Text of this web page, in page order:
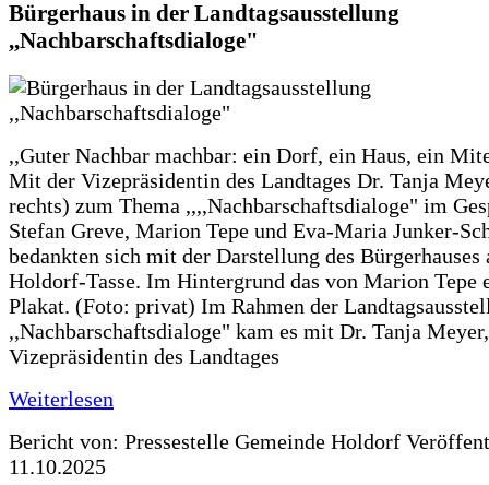
Bürgerhaus in der Landtagsausstellung
,,Nachbarschaftsdialoge"
,,Guter Nachbar machbar: ein Dorf, ein Haus, ein
Mit der Vizepräsidentin des Landtages Dr. Tanja
rechts) zum Thema ,,,,Nachbarschaftsdialoge" im
Stefan Greve, Marion Tepe und Eva-Maria Junker-
bedankten sich mit der Darstellung des Bürgerhauses
Holdorf-Tasse. Im Hintergrund das von Marion Tepe
Plakat. (Foto: privat) Im Rahmen der
,,Nachbarschaftsdialoge" kam es mit Dr. Tanja Meyer,
Vizepräsidentin des Landtages
Weiterlesen
Bericht von: Pressestelle Gemeinde Holdorf
11.10.2025